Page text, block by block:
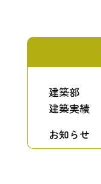
建築部
建築実績
お知らせ